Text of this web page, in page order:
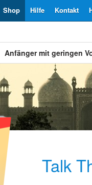
Kontakt
Hilfe
Shop
Anfänger mit geringen
Talk